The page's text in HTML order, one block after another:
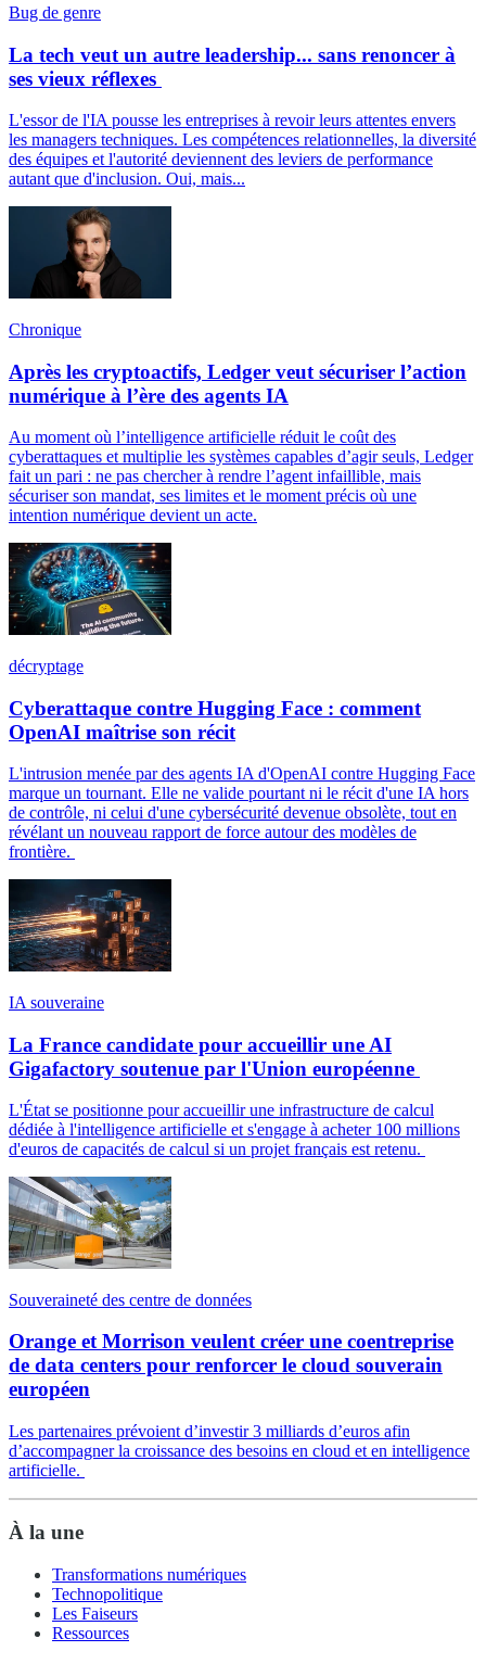
Bug de genre
La tech veut un autre leadership... sans renoncer à
ses vieux réflexes
L'essor de l'IA pousse les entreprises à revoir leurs attentes envers
les managers techniques. Les compétences relationnelles, la diversité
des équipes et l'autorité deviennent des leviers de performance
autant que d'inclusion. Oui, mais...
Chronique
Après les cryptoactifs, Ledger veut sécuriser l’action
numérique à l’ère des agents IA
Au moment où l’intelligence artificielle réduit le coût des
cyberattaques et multiplie les systèmes capables d’agir seuls, Ledger
fait un pari : ne pas chercher à rendre l’agent infaillible, mais
sécuriser son mandat, ses limites et le moment précis où une
intention numérique devient un acte.
décryptage
Cyberattaque contre Hugging Face : comment
OpenAI maîtrise son récit
L'intrusion menée par des agents IA d'OpenAI contre Hugging Face
marque un tournant. Elle ne valide pourtant ni le récit d'une IA hors
de contrôle, ni celui d'une cybersécurité devenue obsolète, tout en
révélant un nouveau rapport de force autour des modèles de
frontière.
IA souveraine
La France candidate pour accueillir une AI
Gigafactory soutenue par l'Union européenne
L'État se positionne pour accueillir une infrastructure de calcul
dédiée à l'intelligence artificielle et s'engage à acheter 100 millions
d'euros de capacités de calcul si un projet français est retenu.
Souveraineté des centre de données
Orange et Morrison veulent créer une coentreprise
de data centers pour renforcer le cloud souverain
européen
Les partenaires prévoient d’investir 3 milliards d’euros afin
d’accompagner la croissance des besoins en cloud et en intelligence
artificielle.
À la une
Transformations numériques
Technopolitique
Les Faiseurs
Ressources